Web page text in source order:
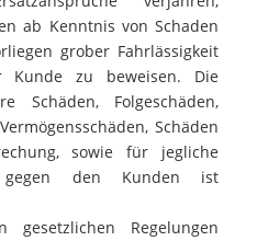
ab Kenntnis von Schaden
grober Fahrlässigkeit
zu beweisen. Die
Schäden, Folgeschäden,
Schäden
sowie für jegliche
gegen den Kunden ist
gesetzlichen Regelungen